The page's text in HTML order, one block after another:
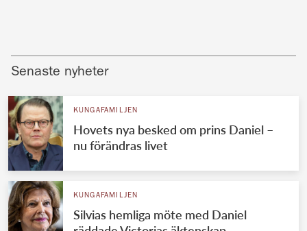
Senaste nyheter
KUNGAFAMILJEN
Hovets nya besked om prins Daniel –
nu förändras livet
KUNGAFAMILJEN
Silvias hemliga möte med Daniel